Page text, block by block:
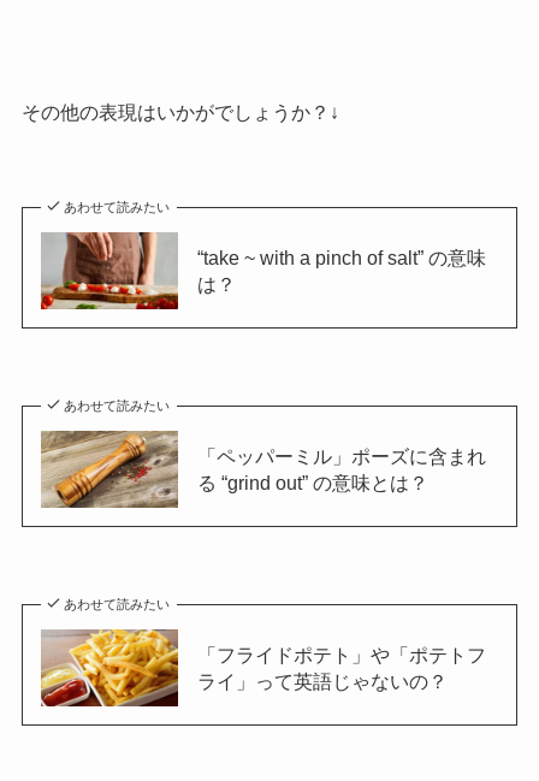
その他の表現はいかがでしょうか？↓
あわせて読みたい
“take ~ with a pinch of salt” の意味
は？
あわせて読みたい
「ペッパーミル」ポーズに含まれ
る “grind out” の意味とは？
あわせて読みたい
「フライドポテト」や「ポテトフ
ライ」って英語じゃないの？